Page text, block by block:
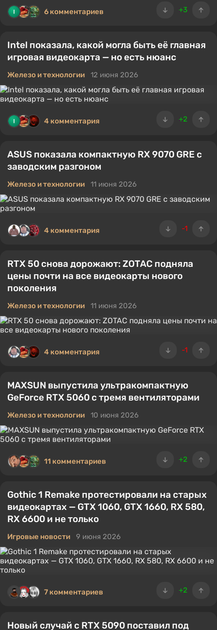
+3
6 комментариев
Intel показала, какой могла быть её главная
игровая видеокарта — но есть нюанс
Железо и технологии 12 июня 2026
+2
4 комментария
ASUS показала компактную RX 9070 GRE с
заводским разгоном
Железо и технологии 11 июня 2026
-1
4 комментария
RTX 50 снова дорожают: ZOTAC подняла
цены почти на все видеокарты нового
поколения
Железо и технологии 11 июня 2026
-1
4 комментария
MAXSUN выпустила ультракомпактную
GeForce RTX 5060 с тремя вентиляторами
Железо и технологии 10 июня 2026
+2
11 комментариев
Gothic 1 Remake протестировали на старых
видеокартах — GTX 1060, GTX 1660, RX 580,
RX 6600 и не только
Игровые новости 9 июня 2026
+2
7 комментариев
Новый случай с RTX 5090 поставил под